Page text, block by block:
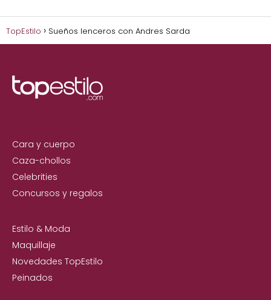
TopEstilo Sueños lenceros con Andres Sarda
Cara y cuerpo
Caza-chollos
Celebrities
Concursos y regalos
Estilo & Moda
Maquillaje
Novedades TopEstilo
Peinados